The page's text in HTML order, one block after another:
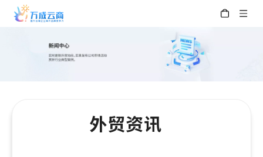
外贸资讯